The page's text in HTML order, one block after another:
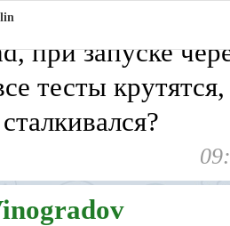
что no tests
при запуске
тесты крутятся,